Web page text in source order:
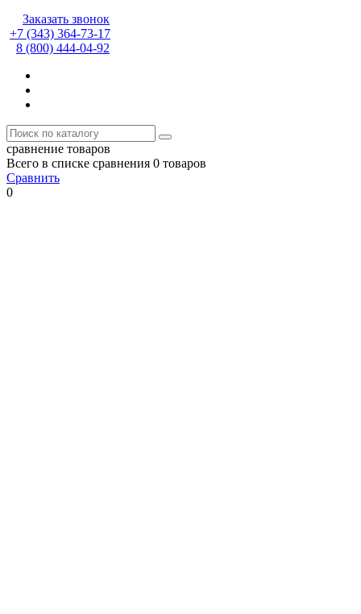
Заказать звонок
+7 (343) 364-73-17
8 (800) 444-04-92
сравнение товаров
Всего в списке сравнения 0 товаров
Сравнить
0